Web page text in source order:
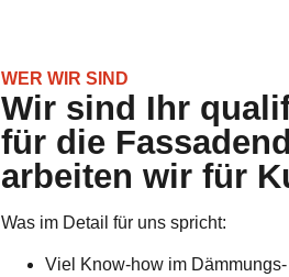
WER WIR SIND
Wir sind Ihr
für die
arbeiten wir für
Was im Detail für uns spricht:
Viel Know-how im